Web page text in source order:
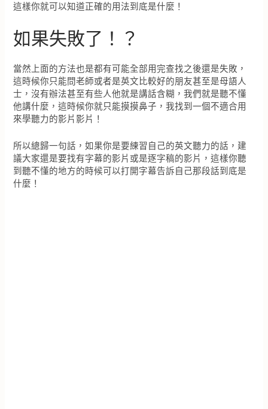
這樣你就可以知道正確的用法到底是什麼！
如果失敗了！？
當然上面的方法也是都有可能全部用完查找之後還是失敗，
這時候你只能問老師或者是英文比較好的朋友甚至是母語人
士，沒有辦法甚至有些人他就是講話含糊，我們就是聽不懂
他講什麼，這時候你就只能摸摸鼻子，我找到一個不適合用
來學聽力的影片影片！
所以總歸一句話，如果你是要練習自己的英文聽力的話，建
議大家還是要找有字幕的影片或是逐字稿的影片，這樣你聽
到聽不懂的地方的時候可以打開字幕告訴自己那段話到底是
什麼！